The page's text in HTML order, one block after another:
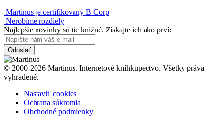
Martinus je certifikovaný B Corp
Nerobíme rozdiely
Najlepšie novinky sú tie knižné. Získajte ich ako prví:
Odoslať
© 2000-2026 Martinus. Internetové kníhkupectvo. Všetky práva
vyhradené.
Nastaviť cookies
Ochrana súkromia
Obchodné podmienky